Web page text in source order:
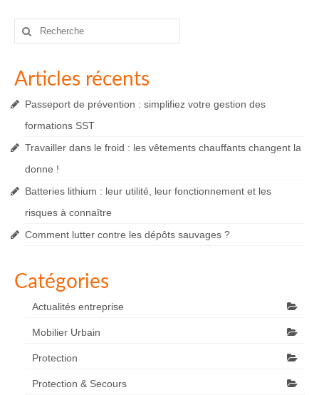
Rechercher
Articles récents
Passeport de prévention : simplifiez votre gestion des
formations SST
Travailler dans le froid : les vêtements chauffants changent la
donne !
Batteries lithium : leur utilité, leur fonctionnement et les
risques à connaître
Comment lutter contre les dépôts sauvages ?
Catégories
Actualités entreprise
Mobilier Urbain
Protection
Protection & Secours